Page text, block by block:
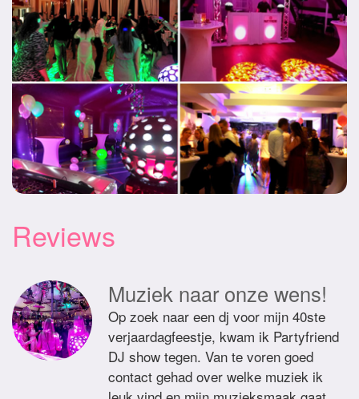
Reviews
Muziek naar onze wens!
Op zoek naar een dj voor mijn 40ste
verjaardagfeestje, kwam ik Partyfriend
DJ show tegen. Van te voren goed
contact gehad over welke muziek ik